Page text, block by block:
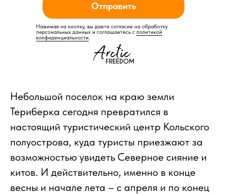
Отправить
Нажимая на кнопку, вы даете согласие на обработку
персональных данных и соглашаетесь c политикой
конфиденциальности.
Небольшой поселок на краю земли
Териберка сегодня превратился в
настоящий туристический центр Кольского
полуострова, куда туристы приезжают за
возможностью увидеть Северное сияние и
китов. И действительно, именно в конце
весны и начале лета – с апреля и по конец